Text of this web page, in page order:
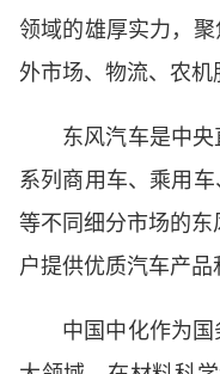
领域的雄厚实力，
外市场、物流、农
东风汽车是中
系列商用车、乘用
等不同细分市场的
户提供优质汽车产品
中国中化作为